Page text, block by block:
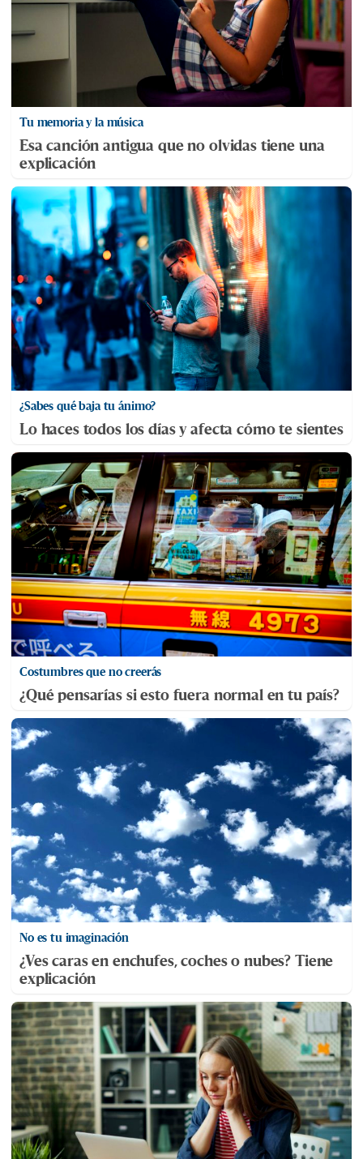
Tu memoria y la música
Esa canción antigua que no olvidas tiene una
explicación
¿Sabes qué baja tu ánimo?
Lo haces todos los días y afecta cómo te sientes
Costumbres que no creerás
¿Qué pensarías si esto fuera normal en tu país?
No es tu imaginación
¿Ves caras en enchufes, coches o nubes? Tiene
explicación